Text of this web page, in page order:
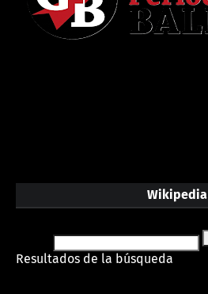
Wikipedia
Resultados de la búsqueda